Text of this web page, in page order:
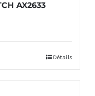
AX2633
Détails